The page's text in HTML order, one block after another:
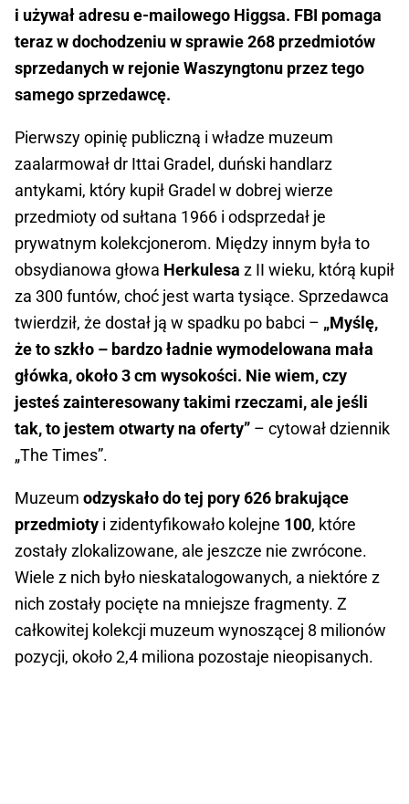
i używał adresu e-mailowego Higgsa. FBI pomaga
teraz w dochodzeniu w sprawie 268 przedmiotów
sprzedanych w rejonie Waszyngtonu przez tego
samego sprzedawcę.
Pierwszy opinię publiczną i władze muzeum
zaalarmował dr Ittai Gradel, duński handlarz
antykami, który kupił Gradel w dobrej wierze
przedmioty od sułtana 1966 i odsprzedał je
prywatnym kolekcjonerom. Między innym była to
obsydianowa głowa Herkulesa z II wieku, którą kupił
za 300 funtów, choć jest warta tysiące. Sprzedawca
twierdził, że dostał ją w spadku po babci – „Myślę,
że to szkło – bardzo ładnie wymodelowana mała
główka, około 3 cm wysokości. Nie wiem, czy
jesteś zainteresowany takimi rzeczami, ale jeśli
tak, to jestem otwarty na oferty” – cytował dziennik
„The Times”.
Muzeum odzyskało do tej pory 626 brakujące
przedmioty i zidentyfikowało kolejne 100, które
zostały zlokalizowane, ale jeszcze nie zwrócone.
Wiele z nich było nieskatalogowanych, a niektóre z
nich zostały pocięte na mniejsze fragmenty. Z
całkowitej kolekcji muzeum wynoszącej 8 milionów
pozycji, około 2,4 miliona pozostaje nieopisanych.